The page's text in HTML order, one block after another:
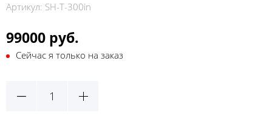
Артикул: SH-T-300in
99000 руб.
Сейчас я только на заказ